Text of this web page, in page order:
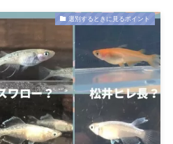
選別するときに見るポイント